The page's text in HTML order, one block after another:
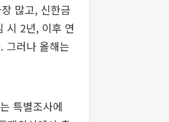
많고, 신한금
시 2년, 이후 연
그러나 올해는
특별조사에